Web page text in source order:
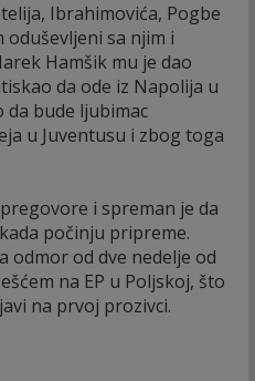
Ibrahimovića, Pogbe
sa njim i
Hamšik mu je dao
da ode iz Napolija u
da bude ljubimac
u Juventusu i zbog toga
i spreman je da
počinju pripreme.
odmor od dve nedelje od
na EP u Poljskoj, što
na prvoj prozivci.